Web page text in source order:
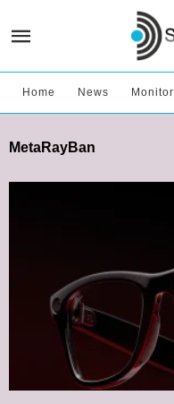
Home News Monitor
MetaRayBan